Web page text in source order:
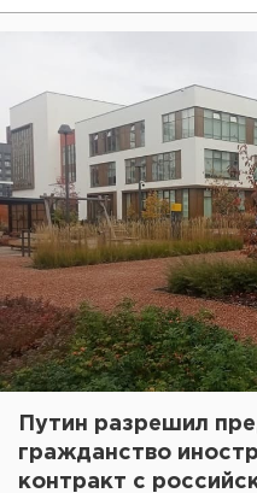
Путин разрешил
гражданство
контракт с